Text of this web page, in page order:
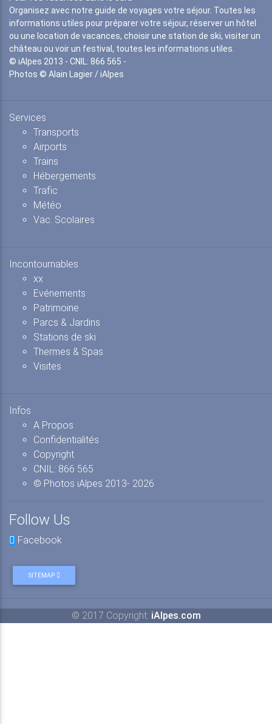
Organisez avec notre guide de voyages votre séjour. Toutes les
informations utiles pour préparer votre séjour, réserver un hôtel
ou une location de vacances, choisir une station de ski, visiter un
château ou voir un festival, toutes les informations utiles.
© iAlpes 2013 - CNIL: 866 565 -
Photos © Alain Lagier / iAlpes
Services
Transports
Airports
Trains
Hébergements
Trafic
Météo
Vac. Scolaires
Incontournables
xx
Evénements
Patrimoine
Parcs & Jardins
Stations de ski
Thermes & Spas
Visites
Infos
A Propos
Confidentialités
Copyright
CNIL: 866 565
© Photos iAlpes 2013- 2026
Follow Us
Facebook
SITEMAP
© 2017 Copyright: iAlpes.com